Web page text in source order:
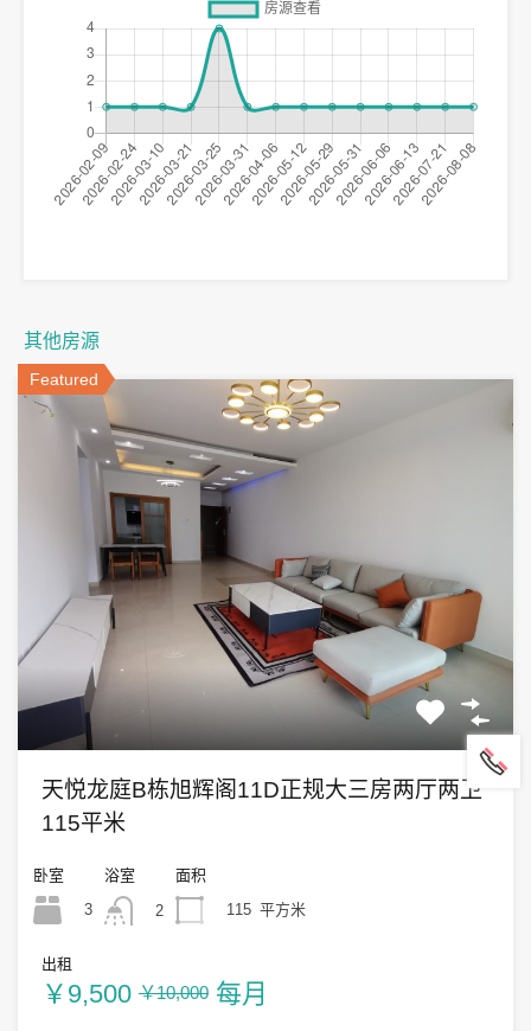
其他房源
Featured
天悦龙庭B栋旭辉阁11D正规大三房两厅两卫
115平米
卧室
3
浴室
2
面积
115 平方米
出租
￥9,500 ￥10,000 每月